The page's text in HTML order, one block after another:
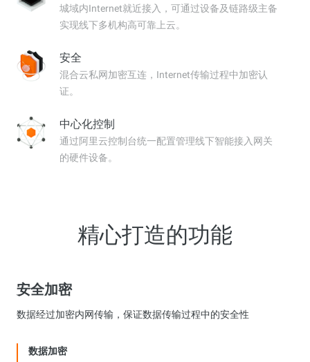
城域内Internet就近接入，可通过设备及链路级主备
实现线下多机构高可靠上云。
安全
混合云私网加密互连，Internet传输过程中加密认
证。
中心化控制
通过阿里云控制台统一配置管理线下智能接入网关
的硬件设备。
精心打造的功能
安全加密
数据经过加密内网传输，保证数据传输过程中的安全性
数据加密